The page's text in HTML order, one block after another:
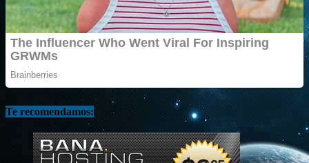
Te recomendamos: